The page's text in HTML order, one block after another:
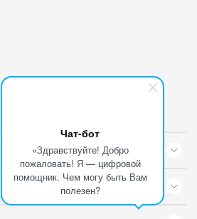
Чат-бот
«Здравствуйте! Добро
пожаловать! Я — цифровой
помощник. Чем могу быть Вам
полезен?